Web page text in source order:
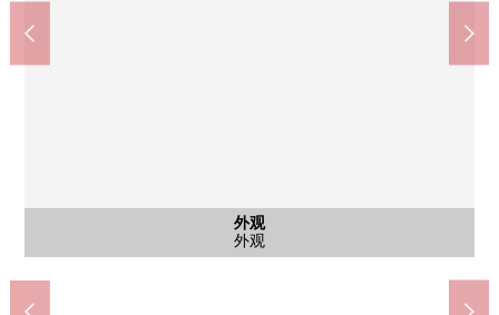
外观
外观
客厅
LDK
客厅
LDK
阳台
阳台
客厅
LDK
客厅
LDK
厨房
厨房
厨房
厨房
其他
是1具净水器型栓
洗脸
洗脸室
洗脸
盥洗台
公共汽车
浴室
室内
西式房间
室内
西式房间
室内
西式房间
室内
西式房间
厕所
厕所
室内
西式房间
室内
西式房间
其他
有监视器的内部对讲机
收纳
走廊收纳
客厅
LDK
门口
门口
共有部分
电梯
入口
入口
外观
外观
Lawson新东芹谷商店(约90m)
步行2分钟
芹谷台公园(约110m)
步行2分钟。
Create S·D港南芹谷商店(约160m)
步行2分钟。
Lawson港南芹谷2丁目商店(约450m)
步行6分钟。
业务超市芹谷商店(约550m)
步行7分钟。
超市新鲜馆TAIGA芹谷商店(约700m)
步行9分钟。
横滨市立芹谷小学(约550m)
步行7分钟
横滨市立芹谷中学(约650m)
步行9分钟